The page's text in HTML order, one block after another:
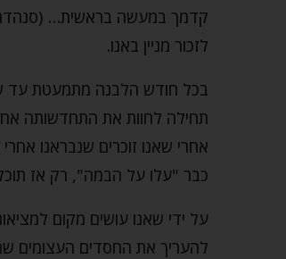
קדמך במעשה בראשית…
לזכור מניין באנו.
בכל חודש הלבנה מתמעטת עד
תחילה לחוות את התחדשותה
אחרי שאנו זוכרים שנבראנו
כבר "עלו על הבמה", רק אז
על ידי שאנו עושים מקום
להעריך את החסדים העצומים